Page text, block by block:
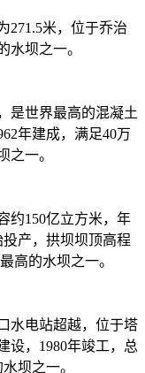
米，位于乔治
水坝之一。
世界最高的混凝土
年建成，满足40万
之一。
150亿立方米，年
产，拱坝坝顶高程
高的水坝之一。
电站超越，位于塔
设，1980年竣工，总
坝之一。